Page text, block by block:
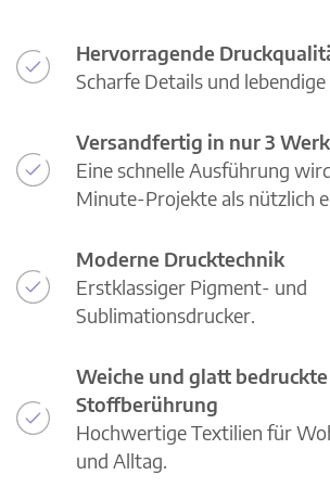
Hervorragende
Scharfe Details und lebendige
Versandfertig in nur 3
Eine schnelle Ausführung
Minute-Projekte als nützlich
Moderne Drucktechnik
Erstklassiger Pigment- und
Sublimationsdrucker.
Weiche und glatt bedruckte
Stoffberührung
Hochwertige Textilien für
und Alltag.